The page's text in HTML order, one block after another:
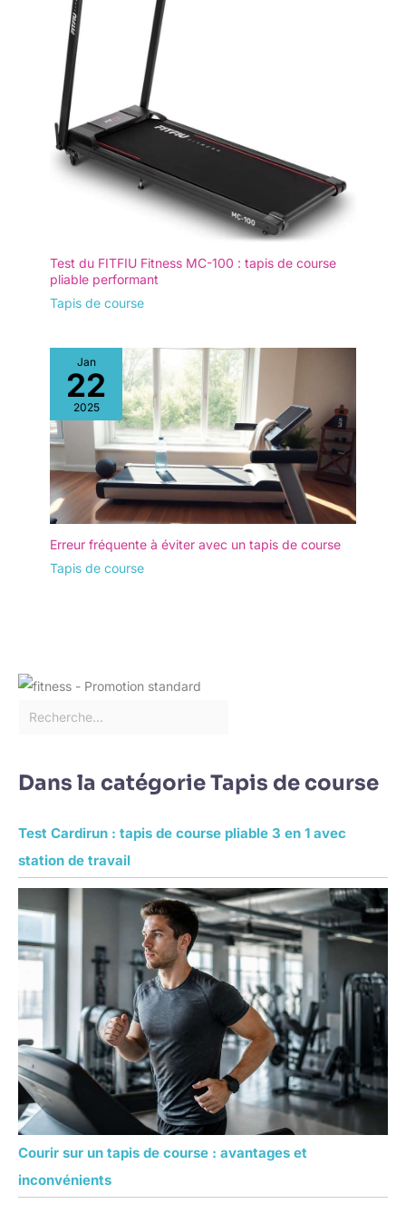
Test du FITFIU Fitness MC-100 : tapis de course
pliable performant
Tapis de course
Jan
22
2025
Erreur fréquente à éviter avec un tapis de course
Tapis de course
Dans la catégorie Tapis de course
Test Cardirun : tapis de course pliable 3 en 1 avec
station de travail
Courir sur un tapis de course : avantages et
inconvénients